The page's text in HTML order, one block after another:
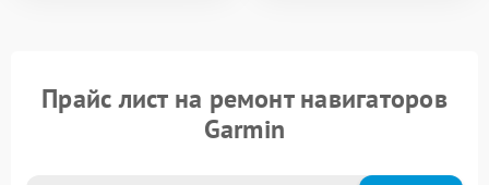
Прайс лист на ремонт навигаторов
Garmin